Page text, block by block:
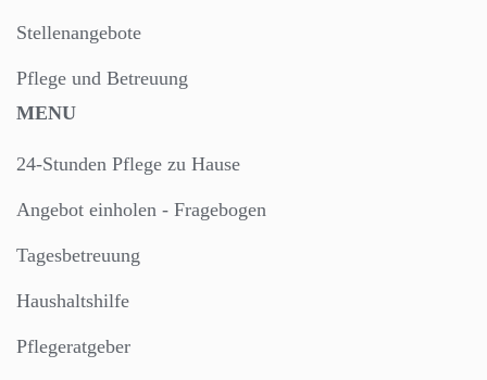
Stellenangebote
Pflege und Betreuung
MENU
24-Stunden Pflege zu Hause
Angebot einholen - Fragebogen
Tagesbetreuung
Haushaltshilfe
Pflegeratgeber